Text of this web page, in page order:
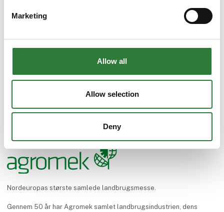
Marketing
Allow all
Allow selection
Deny
Nordeuropas største samlede landbrugsmesse.
Gennem 50 år har Agromek samlet landbrugsindustrien, dens